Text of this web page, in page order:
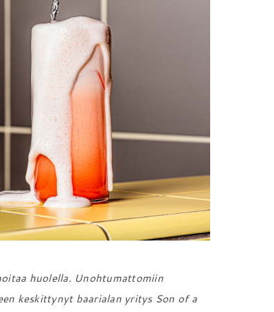
huolella. Unohtumattomiin
keskittynyt baarialan yritys Son of a